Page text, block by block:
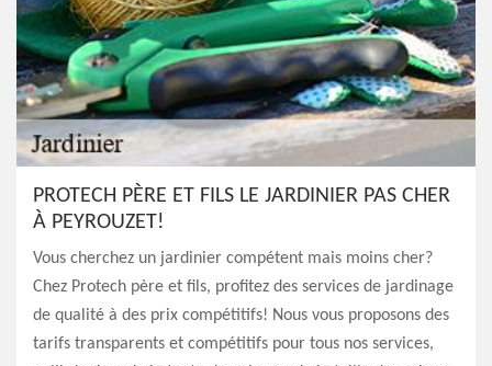
PROTECH PÈRE ET FILS LE JARDINIER PAS CHER
À PEYROUZET!
Vous cherchez un jardinier compétent mais moins cher?
Chez Protech père et fils, profitez des services de jardinage
de qualité à des prix compétitifs! Nous vous proposons des
tarifs transparents et compétitifs pour tous nos services,